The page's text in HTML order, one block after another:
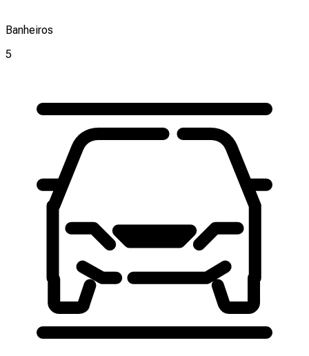
Banheiros
5